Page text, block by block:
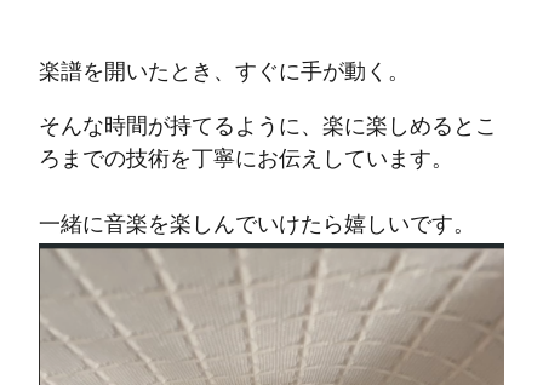
楽譜を開いたとき、すぐに手が動く。
そんな時間が持てるように、楽に楽しめるとこ
ろまでの技術を丁寧にお伝えしています。
一緒に音楽を楽しんでいけたら嬉しいです。